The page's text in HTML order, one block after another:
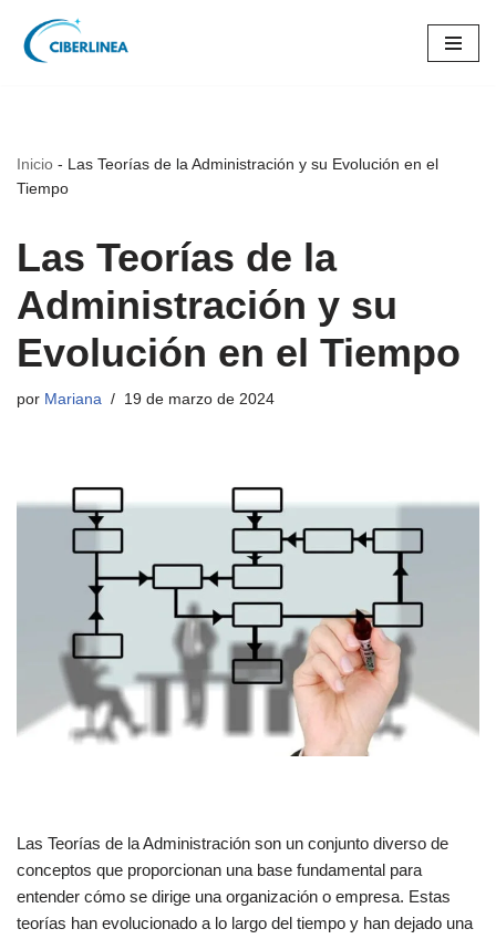
Saltar
Inicio - Las Teorías de la Administración y su Evolución en el
Tiempo
Las Teorías de la
Administración y su
Evolución en el Tiempo
por Mariana 19 de marzo de 2024
Las Teorías de la Administración son un conjunto diverso de
conceptos que proporcionan una base fundamental para
entender cómo se dirige una organización o empresa. Estas
teorías han evolucionado a lo largo del tiempo y han dejado una